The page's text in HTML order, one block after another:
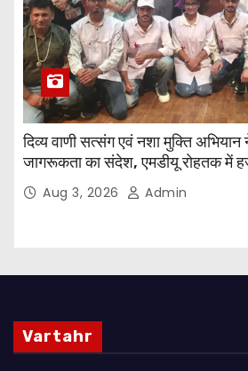
दिव्य वाणी सत्संग एवं नशा मुक्ति अभियान
जागरूकता का संदेश, एमडीयू रोहतक में
संकल्पAug 3, 2026 Admin
Vartahr